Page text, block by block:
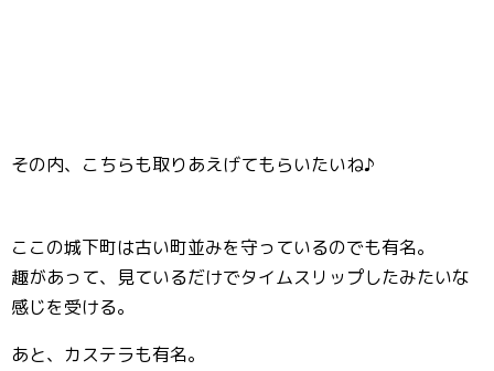
その内、こちらも取りあえげてもらいたいね♪
ここの城下町は古い町並みを守っているのでも有名。
趣があって、見ているだけでタイムスリップしたみたいな
感じを受ける。
あと、カステラも有名。